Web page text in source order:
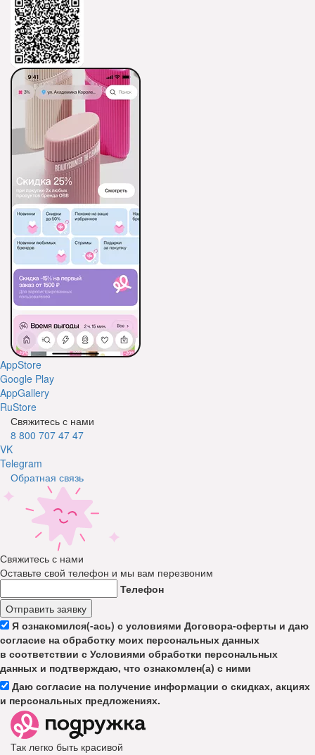
AppStore
Google Play
AppGallery
RuStore
Свяжитесь с нами
8 800 707 47 47
VK
Telegram
Обратная связь
Свяжитесь с нами
Оставьте свой телефон и мы вам перезвоним
Телефон
Отправить заявку
Я ознакомился(-ась) с условиями Договора-оферты и даю
согласие на обработку моих персональных данных
в соответствии с Условиями обработки персональных
данных и подтверждаю, что ознакомлен(а) с ними
Даю согласие на получение информации о скидках, акциях
и персональных предложениях.
Так легко быть красивой